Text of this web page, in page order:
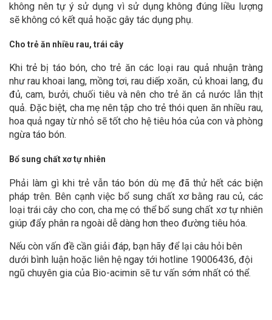
không nên tự ý sử dụng vì sử dụng không đúng liều lượng
sẽ không có kết quả hoặc gây tác dụng phụ.
Cho trẻ ăn nhiều rau, trái cây
Khi trẻ bị táo bón, cho trẻ ăn các loại rau quả nhuận tràng
như rau khoai lang, mồng tơi, rau diếp xoăn, củ khoai lang, đu
đủ, cam, bưởi, chuối tiêu và nên cho trẻ ăn cả nước lẫn thịt
quả. Đặc biệt, cha mẹ nên tập cho trẻ thói quen ăn nhiều rau,
hoa quả ngay từ nhỏ sẽ tốt cho hệ tiêu hóa của con và phòng
ngừa táo bón.
Bổ sung chất xơ tự nhiên
Phải làm gì khi trẻ vẫn táo bón dù mẹ đã thử hết các biện
pháp trên. Bên cạnh việc bổ sung chất xơ bằng rau củ, các
loại trái cây cho con, cha mẹ có thể bổ sung chất xơ tự nhiên
giúp đẩy phân ra ngoài dễ dàng hơn theo đường tiêu hóa.
Nếu còn vấn đề cần giải đáp, bạn hãy để lại câu hỏi bên
dưới bình luận hoặc liên hệ ngay tới hotline 19006436, đội
ngũ chuyên gia của Bio-acimin sẽ tư vấn sớm nhất có thể.